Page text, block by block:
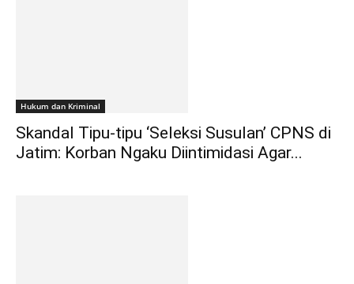
Hukum dan Kriminal
Skandal Tipu-tipu ‘Seleksi Susulan’ CPNS di
Jatim: Korban Ngaku Diintimidasi Agar...